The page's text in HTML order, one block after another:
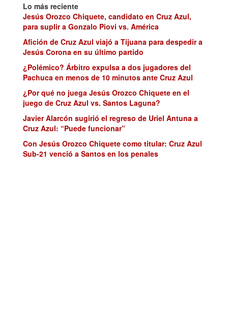
Lo más reciente
Jesús Orozco Chiquete, candidato en Cruz Azul,
para suplir a Gonzalo Piovi vs. América
Afición de Cruz Azul viajó a Tijuana para despedir a
Jesús Corona en su último partido
¿Polémico? Árbitro expulsa a dos jugadores del
Pachuca en menos de 10 minutos ante Cruz Azul
¿Por qué no juega Jesús Orozco Chiquete en el
juego de Cruz Azul vs. Santos Laguna?
Javier Alarcón sugirió el regreso de Uriel Antuna a
Cruz Azul: “Puede funcionar”
Con Jesús Orozco Chiquete como titular: Cruz Azul
Sub-21 venció a Santos en los penales